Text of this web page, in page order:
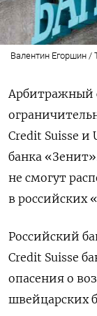
Валентин Егоршин /
Арбитражный
Credit Suisse и
банка
не смогут
в российских
Российский
Credit Suisse
опасения о
швейцарских